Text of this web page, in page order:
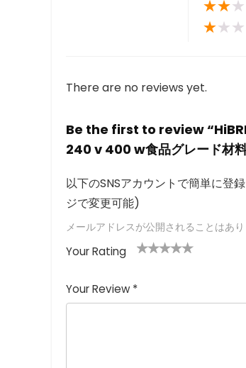
★★★
★★★
There are no reviews yet.
Be the first to review
240 v 400 w食品グレード材
以下のSNSアカウントで簡単に登
ジで変更可能)
メールアドレスが公開されることはあり
Your Rating
つ
星
星
(最
(最高
評価:
(最高評
価: 5つ
高評価: 5
つ星)
Your Review *